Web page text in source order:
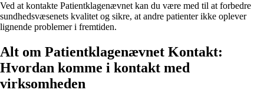
Ved at kontakte Patientklagenævnet kan du være med til at forbedre
sundhedsvæsenets kvalitet og sikre, at andre patienter ikke oplever
lignende problemer i fremtiden.
Alt om Patientklagenævnet Kontakt:
Hvordan komme i kontakt med
virksomheden